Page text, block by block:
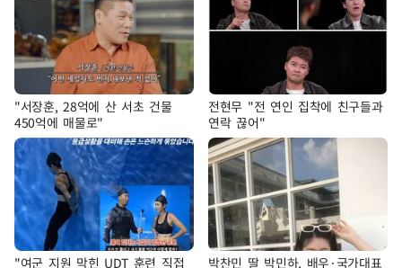
"서장훈, 28억에 산 서초 건물
450억에 매물로"
전현무 "전 연인 집착에 친구들과
연락 끊어"
"여군 지원 막힌 UDT 훈련 직접 박찬민 딸 박민하, 배우·국가대표